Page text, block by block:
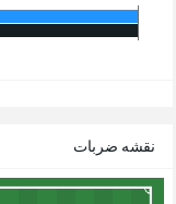
نقشه ضربات